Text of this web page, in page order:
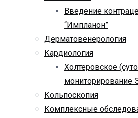
Введение
“Импланон”
Дерматовенерология
Кардиология
Холтеровское
мониторирование
Кольпоскопия
Комплексные